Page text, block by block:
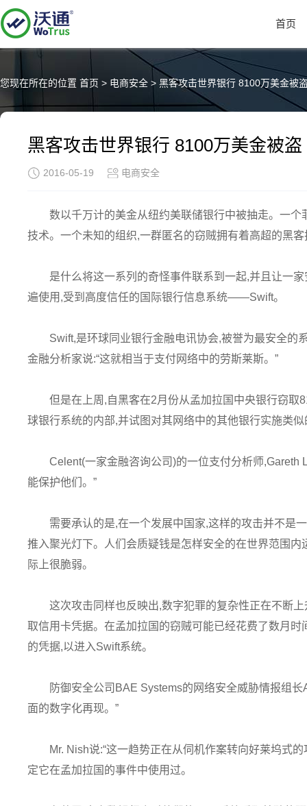
首页
您现在所在的位置 首页 > 电商安全 > 黑客攻击世界银行 8100万美金被
黑客攻击世界银行 8100万美金被盗
2016-05-19 电商安全
数以千万计的美金从纽约美联储银行中被抽走。一
技术。一个未知的组织,一群匿名的窃贼拥有着高超的黑客
是什么将这一系列的奇怪事件联系到一起,并且让一
遍使用,受到高度信任的国际银行信息系统——Swift。
Swift,是环球同业银行金融电讯协会,被誉为最安全的
金融分析家说:“这就相当于支付网络中的劳斯莱斯。”
但是在上周,自黑客在2月份从孟加拉国中央银行窃取
球银行系统的内部,并试图对其网络中的其他银行实施类
Celent(一家金融咨询公司)的一位支付分析师,Gareth
能保护他们。”
需要承认的是,在一个发展中国家,这样的攻击并不是
推入聚光灯下。人们会质疑钱是怎样安全的在世界范围内
际上很脆弱。
这次攻击同样也反映出,数字犯罪的复杂性正在不断
取信用卡凭据。在孟加拉国的窃贼可能已经花费了数月
的凭据,以进入Swift系统。
防御安全公司BAE Systems的网络安全威胁情报组
面的数字化再现。”
Mr. Nish说:“这一趋势正在从伺机作案转向好莱坞式
定它在孟加拉国的事件中使用过。